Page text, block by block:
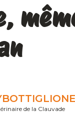
BOTTIGLIONE
de la Clauvade